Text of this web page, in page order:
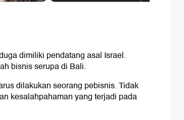
dimiliki pendatang asal Israel.
bisnis serupa di Bali.
dilakukan seorang pebisnis. Tidak
kesalahpahaman yang terjadi pada